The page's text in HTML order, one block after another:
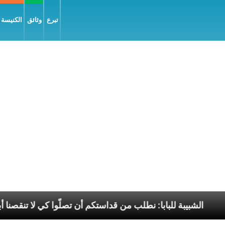
وثائق تبرع
الشبيبة للبابا: نطلب من قداستكم أن السّلام